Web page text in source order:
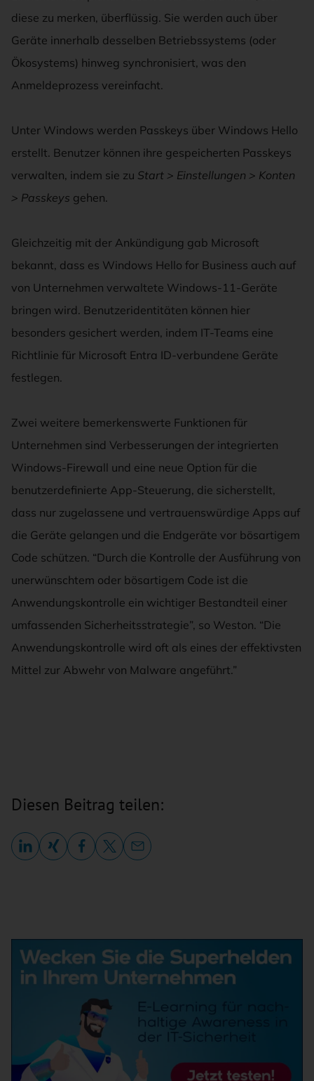
diese zu merken, überflüssig. Sie werden auch über
Geräte innerhalb desselben Betriebssystems (oder
Ökosystems) hinweg synchronisiert, was den
Anmeldeprozess vereinfacht.
Unter Windows werden Passkeys über Windows Hello
erstellt. Benutzer können ihre gespeicherten Passkeys
verwalten, indem sie zu Start > Einstellungen > Konten
> Passkeys gehen.
Gleichzeitig mit der Ankündigung gab Microsoft
bekannt, dass es Windows Hello for Business auch auf
von Unternehmen verwaltete Windows-11-Geräte
bringen wird. Benutzeridentitäten können hier
besonders gesichert werden, indem IT-Teams eine
Richtlinie für Microsoft Entra ID-verbundene Geräte
festlegen.
Zwei weitere bemerkenswerte Funktionen für
Unternehmen sind Verbesserungen der integrierten
Windows-Firewall und eine neue Option für die
benutzerdefinierte App-Steuerung, die sicherstellt,
dass nur zugelassene und vertrauenswürdige Apps auf
die Geräte gelangen und die Endgeräte vor bösartigem
Code schützen. “Durch die Kontrolle der Ausführung von
unerwünschtem oder bösartigem Code ist die
Anwendungskontrolle ein wichtiger Bestandteil einer
umfassenden Sicherheitsstrategie”, so Weston. “Die
Anwendungskontrolle wird oft als eines der effektivsten
Mittel zur Abwehr von Malware angeführt.”
Diesen Beitrag teilen: